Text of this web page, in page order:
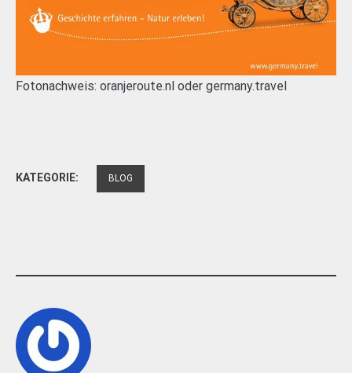
Fotonachweis: oranjeroute.nl oder germany.travel
KATEGORIE: BLOG